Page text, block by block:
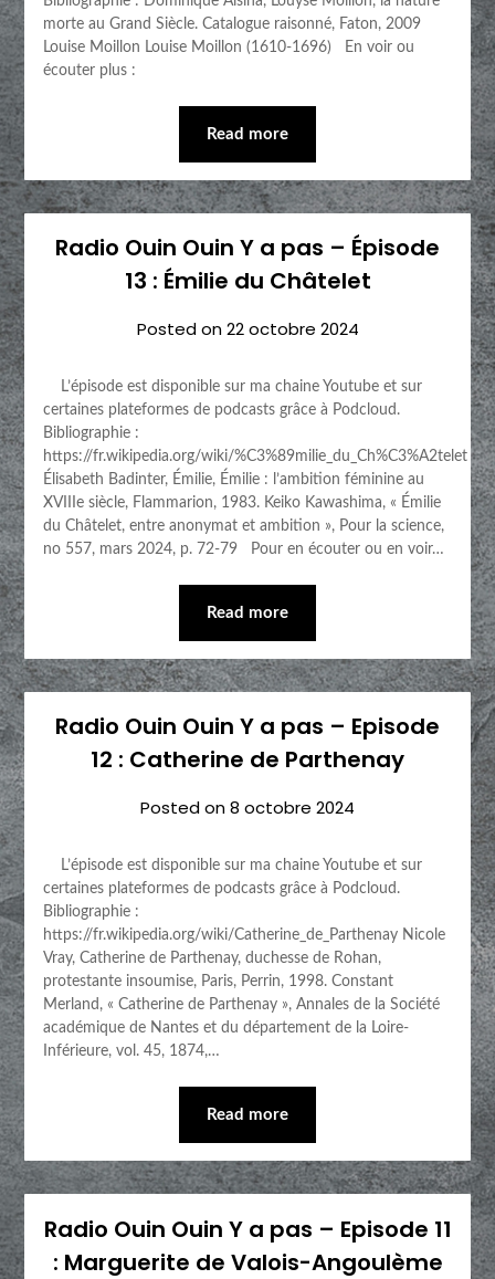
morte au Grand Siècle. Catalogue raisonné, Faton, 2009
Louise Moillon Louise Moillon (1610-1696) En voir ou
écouter plus :
Read more
Radio Ouin Ouin Y a pas – Épisode
13 : Émilie du Châtelet
Posted on22 octobre 2024
L’épisode est disponible sur ma chaine Youtube et sur
certaines plateformes de podcasts grâce à Podcloud.
Bibliographie :
https://fr.wikipedia.org/wiki/%C3%89milie_du_Ch%C3%A2telet
Élisabeth Badinter, Émilie, Émilie : l’ambition féminine au
XVIIIe siècle, Flammarion, 1983. Keiko Kawashima, « Émilie
du Châtelet, entre anonymat et ambition », Pour la science,
no 557,‎ mars 2024, p. 72-79 Pour en écouter ou en voir…
Read more
Radio Ouin Ouin Y a pas – Episode
12 : Catherine de Parthenay
Posted on8 octobre 2024
L’épisode est disponible sur ma chaine Youtube et sur
certaines plateformes de podcasts grâce à Podcloud.
Bibliographie :
https://fr.wikipedia.org/wiki/Catherine_de_Parthenay Nicole
Vray, Catherine de Parthenay, duchesse de Rohan,
protestante insoumise, Paris, Perrin, 1998. Constant
Merland, « Catherine de Parthenay », Annales de la Société
académique de Nantes et du département de la Loire-
Inférieure, vol. 45,‎ 1874,…
Read more
Radio Ouin Ouin Y a pas – Episode 11
: Marguerite de Valois-Angoulème